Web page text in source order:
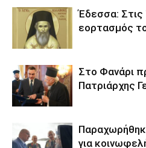
Έδεσσα: Στις
εορτασμός
Στο Φανάρι
Πατριάρχης
για